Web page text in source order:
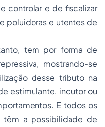
controlar e de fiscalizar
poluidoras e utentes de
tem por forma de
mostrando-se
desse tributo na
estimulante, indutor ou
E todos os
têm a possibilidade de